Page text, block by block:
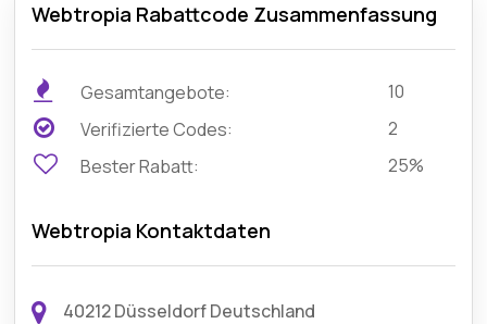
Webtropia Rabattcode Zusammenfassung
Gesamtangebote:
10
Verifizierte Codes:
2
Bester Rabatt:
25%
Webtropia Kontaktdaten
40212 Düsseldorf Deutschland